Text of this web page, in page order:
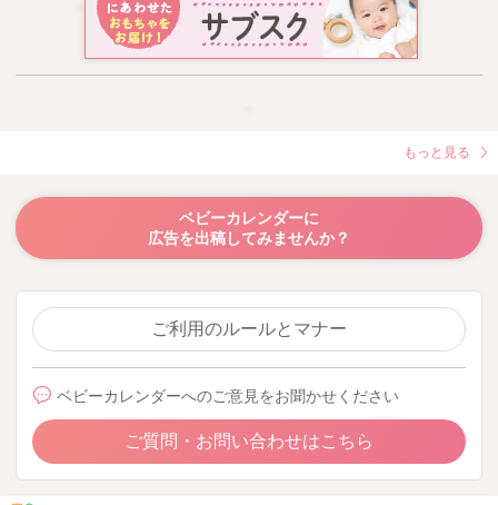
もっと見る
ベビーカレンダーに
広告を出稿してみませんか？
ご利用のルールとマナー
ベビーカレンダーへのご意見をお聞かせください
ご質問・お問い合わせはこちら